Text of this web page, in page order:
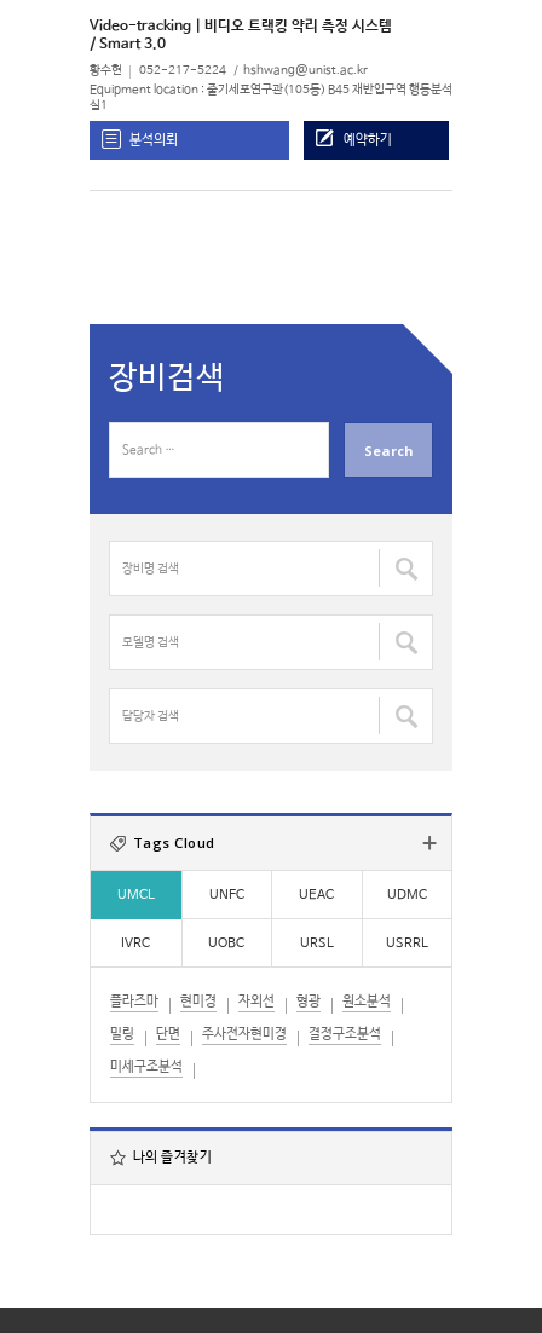
Video-tracking | 비디오 트랙킹 약리 측정 시스템
/ Smart 3.0
황수현 052-217-5224 hshwang@unist.ac.kr
Equipment location : 줄기세포연구관(105동) B45 재반입구역 행동분석
실1
분석의뢰 예약하기
장비검색
a
명
색
:
델
명
:자
:
Tags Cloud
UMCL UNFC UEAC UDMC
IVRC UOBC URSL USRRL
플라즈마 현미경 자외선 형광 원소분석
밀링 단면 주사전자현미경 결정구조분석
미세구조분석
나의 즐겨찾기